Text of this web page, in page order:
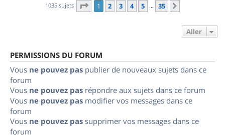
1035 sujets Page 1sur
1 2 3 4 5 … 35
Aller
PERMISSIONS DU FORUM
Vous ne pouvez pas publier de nouveaux sujets dans ce
forum
Vous ne pouvez pas répondre aux sujets dans ce forum
Vous ne pouvez pas modifier vos messages dans ce
forum
Vous ne pouvez pas supprimer vos messages dans ce
forum